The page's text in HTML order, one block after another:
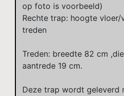
op foto is voorbeeld)
Rechte trap: hoogte vloer/
treden
Treden: breedte 82 cm
aantrede 19 cm.
Deze trap wordt geleverd